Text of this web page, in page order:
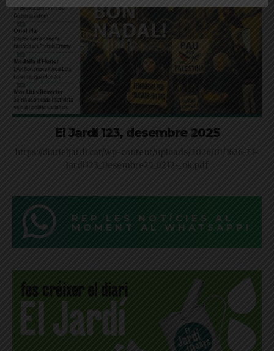
El Jardí 123, desembre 2025
https://diarieljardi.cat/wp-content/uploads/2026/01/1626-El-
Jardi123_Desembre25_0212-_ok.pdf
REP LES NOTÍCIES AL
MOMENT AL WHATSAPP!